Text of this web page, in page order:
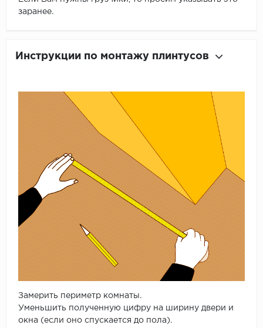
заранее.
Инструкции по монтажу плинтусов
Замерить периметр комнаты.
Уменьшить полученную цифру на ширину двери и
окна (если оно спускается до пола).